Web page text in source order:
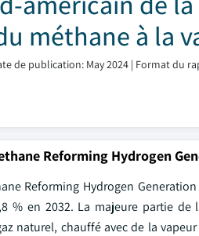
méthane à la
de publication: May 2024 | Format du
Reforming Hydrogen
Reforming Hydrogen
% en 2032. La majeure partie
naturel, chauffé avec de la